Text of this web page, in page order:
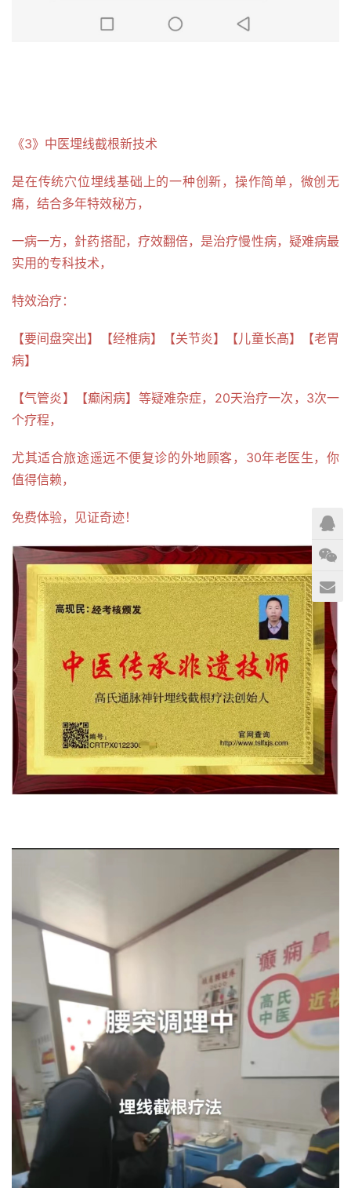
《3》中医埋线截根新技术
是在传统穴位埋线基础上的一种创新，操作简单，微创无
痛，结合多年特效秘方，
一病一方，針药搭配，疗效翻倍，是治疗慢性病，疑难病最
实用的专科技术，
特效治疗：
【要间盘突出】【经椎病】【关节炎】【儿童长髙】【老胃
病】
【气管炎】【癫闲病】等疑难杂症，20天治疗一次，3次一
个疗程，
尤其适合旅途遥远不便复诊的外地顾客，30年老医生，你
值得信赖，
免费体验，见证奇迹！